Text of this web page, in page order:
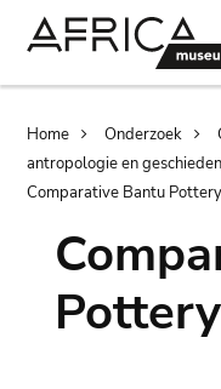
Home Onderzoek
antropologie en
Comparative Bantu